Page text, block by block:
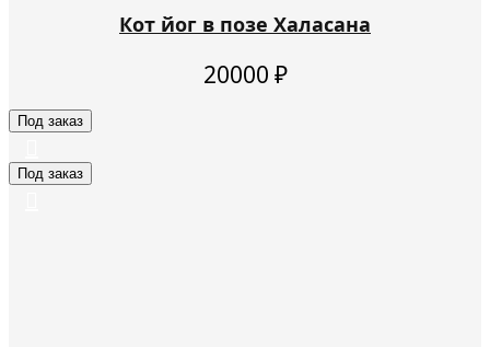
Кот йог в позе Халасана
20000 ₽
Под заказ
Под заказ